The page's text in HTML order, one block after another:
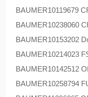
BAUMER10119679
BAUMER10238060
BAUMER10153202
BAUMER10214023
BAUMER10142512
BAUMER10258794